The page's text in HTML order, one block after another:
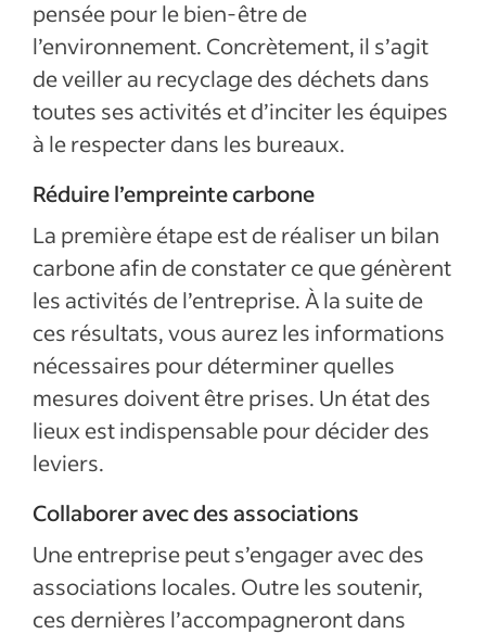
pensée pour le bien-être de
l’environnement. Concrètement, il s’agit
de veiller au recyclage des déchets dans
toutes ses activités et d’inciter les équipes
à le respecter dans les bureaux.
Réduire l’empreinte carbone
La première étape est de réaliser un bilan
carbone afin de constater ce que génèrent
les activités de l’entreprise. À la suite de
ces résultats, vous aurez les informations
nécessaires pour déterminer quelles
mesures doivent être prises. Un état des
lieux est indispensable pour décider des
leviers.
Collaborer avec des associations
Une entreprise peut s’engager avec des
associations locales. Outre les soutenir,
ces dernières l’accompagneront dans